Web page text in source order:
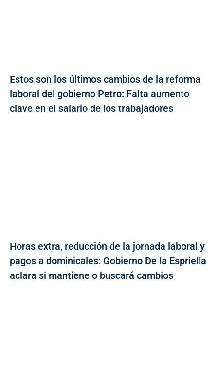
Estos son los últimos cambios de la reforma
laboral del gobierno Petro: Falta aumento
clave en el salario de los trabajadores
Horas extra, reducción de la jornada laboral y
pagos a dominicales: Gobierno De la Espriella
aclara si mantiene o buscará cambios